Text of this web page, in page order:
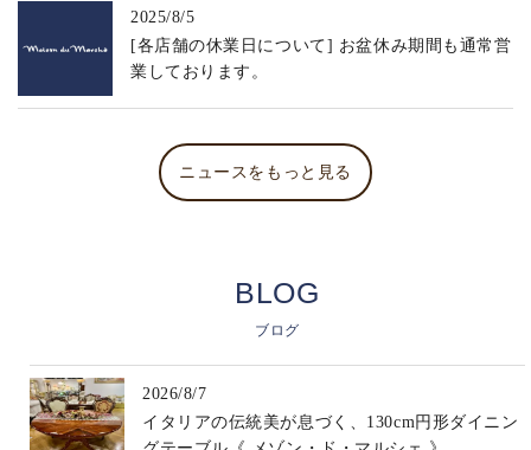
2025/8/5
[各店舗の休業日について] お盆休み期間も通常営
業しております。
ニュースをもっと見る
BLOG
ブログ
2026/8/7
イタリアの伝統美が息づく、130cm円形ダイニン